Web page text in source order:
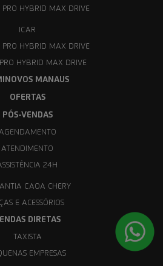
HYBRID MAX DRIVE
ICAR
HYBRID MAX DRIVE
HYBRID MAX DRIVE
MANAUS
OFERTAS
PÓS-VENDAS
ATENDIMENTO
24H
CAOA CHERY
E ACESSÓRIOS
DIRETAS
TAXISTA
EMPRESAS